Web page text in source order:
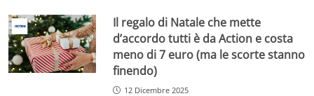
Il regalo di Natale che mette
d’accordo tutti è da Action e costa
meno di 7 euro (ma le scorte stanno
finendo)
12 Dicembre 2025